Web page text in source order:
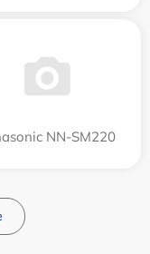
NN-SM220